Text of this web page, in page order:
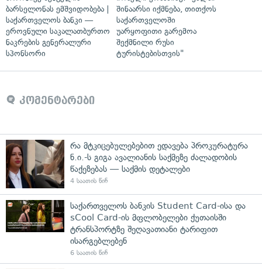
ბარსელონას ემშვიდობება |
საქართველოს ბანკი —
ეროვნული საკალათბურთო
ნაკრების გენერალური
სპონსორი
შინაარსი იქმნება, თითქოს
საქართველოში
უარყოფითი გარემოა
შექმნილი რუსი
ტურისტებისთვის"
კომენტარები
რა მტკიცებულებებით ედავება პროკურატურა
ნ.ი.-ს გიგა ავალიანის საქმეზე ძალადობის
წაქეზებას — საქმის დეტალები
4 საათის წინ
საქართველოს ბანკის Student Card-ისა და
sCool Card-ის მფლობელები ქუთაისში
ტრანსპორტზე შეღავათიანი ტარიფით
ისარგებლებენ
6 საათის წინ